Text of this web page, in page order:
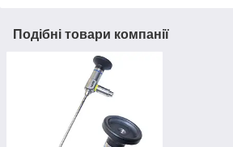
Подібні товари компанії